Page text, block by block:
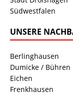
Südwestfalen
UNSERE
Berlinghausen
Dumicke / Bühren
Eichen
Frenkhausen